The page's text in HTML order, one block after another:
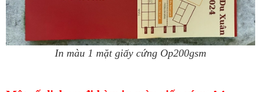
In màu 1 mặt giấy cứng Op200gsm